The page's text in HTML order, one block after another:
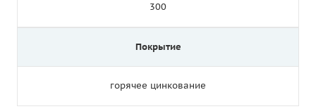
300
Покрытие
горячее цинкование